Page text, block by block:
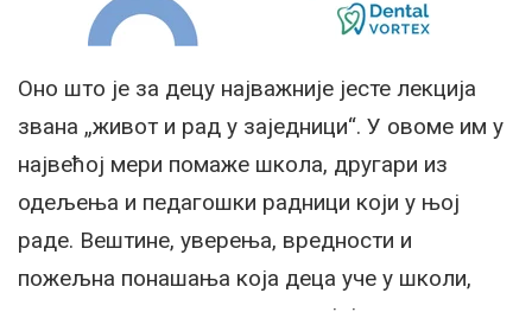
Оно што је за децу најважније јесте лекција
звана „живот и рад у заједници“. У овоме им у
највећој мери помаже школа, другари из
одељења и педагошки радници који у њој
раде. Вештине, уверења, вредности и
пожељна понашања која деца уче у школи,